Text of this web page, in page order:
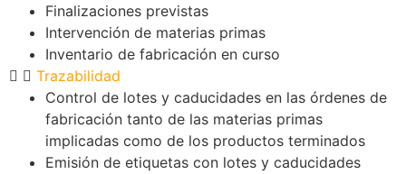
Finalizaciones previstas
Intervención de materias primas
Inventario de fabricación en curso
Trazabilidad
Control de lotes y caducidades en las órdenes de
fabricación tanto de las materias primas
implicadas como de los productos terminados
Emisión de etiquetas con lotes y caducidades